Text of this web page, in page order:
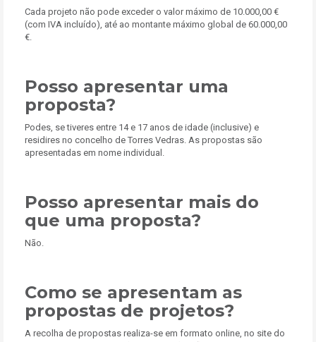
Cada projeto não pode exceder o valor máximo de 10.000,00 €
(com IVA incluído), até ao montante máximo global de 60.000,00
€.
Posso apresentar uma
proposta?
Podes, se tiveres entre 14 e 17 anos de idade (inclusive) e
residires no concelho de Torres Vedras. As propostas são
apresentadas em nome individual.
Posso apresentar mais do
que uma proposta?
Não.
Como se apresentam as
propostas de projetos?
A recolha de propostas realiza-se em formato online, no site do